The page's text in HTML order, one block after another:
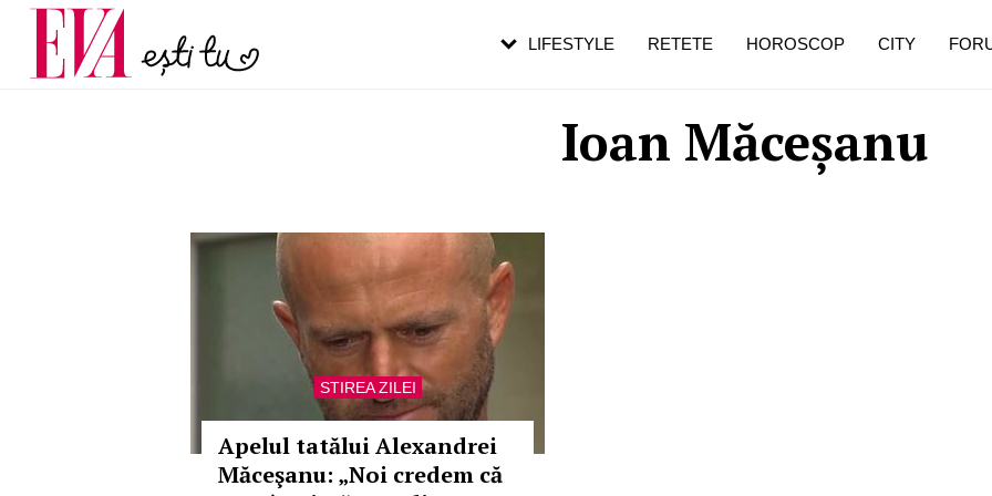
Ioan Măceșanu
STIREA ZILEI
Apelul tatălui Alexandrei
Măceşanu: „Noi credem că
LIFESTYLE RETETE HOROSCOP CITY
Carieră
Actualitate
pe măsură ce înaintezi în vârstă
de dureroasă este investigația